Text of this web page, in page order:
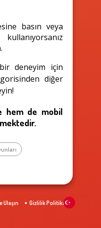
basın veya
deneyim için
diğer
hem de mobil
Ulaşın Gizlilik Politikası